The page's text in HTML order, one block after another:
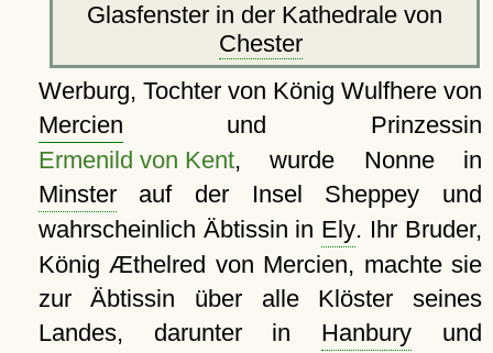
Glasfenster in der Kathedrale von
Chester
Werburg, Tochter von König Wulfhere von
Mercien und Prinzessin
Ermenild von Kent, wurde Nonne in
Minsterauf der Insel Sheppey und
wahrscheinlich Äbtissin in Ely. Ihr Bruder,
König Æthelred von Mercien, machte sie
zur Äbtissin über alle Klöster seines
Landes, darunter in Hanbury und